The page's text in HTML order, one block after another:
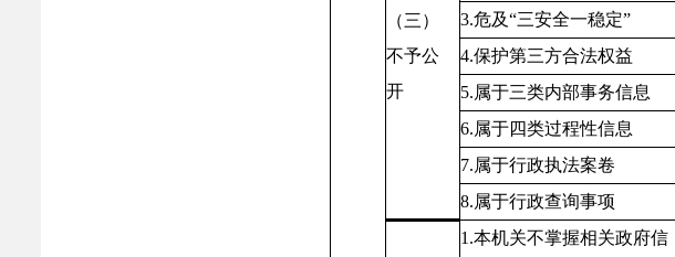
（三）
不予公
开
3.危及“三安全一稳定”
4.保护第三方合法权益
5.属于三类内部事务信息
6.属于四类过程性信息
7.属于行政执法案卷
8.属于行政查询事项
1.本机关不掌握相关政府信